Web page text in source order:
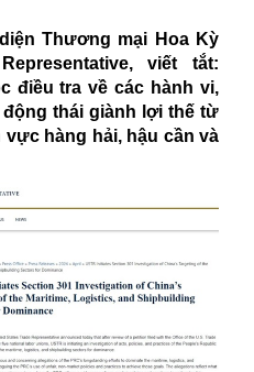
Thương mại Hoa Kỳ
viết tắt:
điều tra về các hành vi,
thái giành lợi thế từ
hàng hải, hậu cần và